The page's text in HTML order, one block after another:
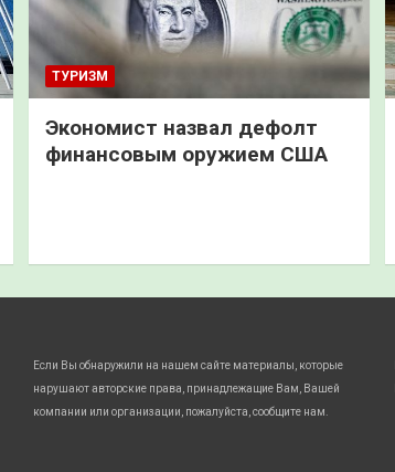
ТУРИЗМ
Экономист назвал дефолт
финансовым оружием США
Если Вы обнаружили на нашем сайте материалы, которые
нарушают авторские права, принадлежащие Вам, Вашей
компании или организации, пожалуйста, сообщите нам.